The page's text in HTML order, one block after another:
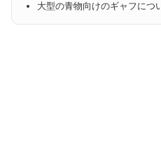
大型の青物向けのギャフにつ